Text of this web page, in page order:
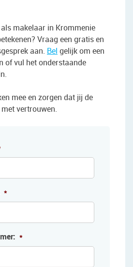
makelaar in Krommenie
Vraag een gratis en
aan. Bel gelijk om een
of vul het onderstaande
mee en zorgen dat jij de
vertrouwen.
*
*